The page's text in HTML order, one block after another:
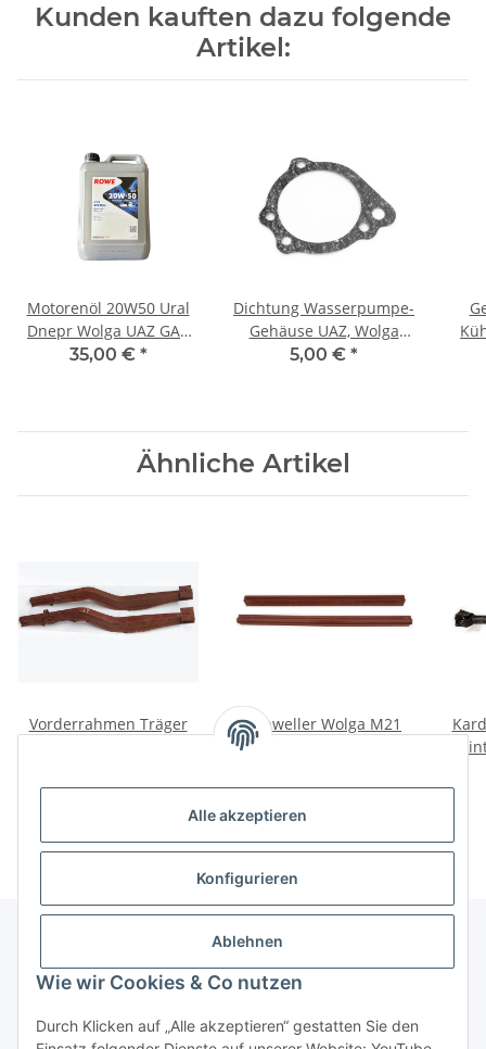
Alle akzeptieren
Konfigurieren
Ablehnen
Wie wir Cookies & Co nutzen
Durch Klicken auf „Alle akzeptieren“ gestatten Sie den
Kunden kauften dazu folgende
Artikel:
Motorenöl 20W50 Ural
Dnepr Wolga UAZ GAZ
K750
35,00 € *
Dichtung Wasserpumpe-
Gehäuse UAZ, Wolga
M21.
5,00 € *
Ähnliche Artikel
Vorderrahmen Träger
Schweller Wolga M21
Informationen
Gesetzliche Informationen